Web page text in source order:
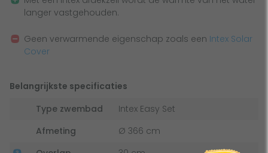
langer vastgehouden.
Geen verwarmende eigenschap zoals een Intex Solar
Cover
Belangrijkste specificaties
Type zwembad
Intex Easy Set
Afmeting
Ø 366 cm